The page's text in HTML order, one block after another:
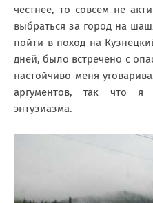
честнее, то совсем не
выбраться за город на
пойти в поход на
дней, было встречено с
настойчиво меня
аргументов, так что я
энтузиазма.